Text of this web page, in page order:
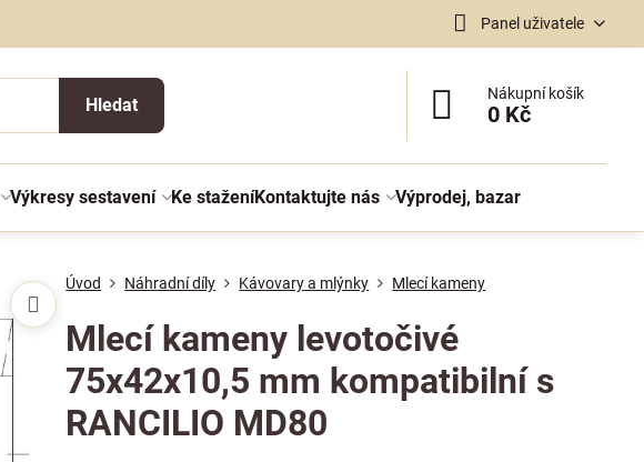
Panel uživatele
Hledat
Nákupní košík
0 Kč
Výkresy sestavení Ke staženíKontaktujte nás Výprodej, bazar
Úvod Náhradní díly Kávovary a mlýnky Mlecí kameny
Mlecí kameny levotočivé
75x42x10,5 mm kompatibilní s
RANCILIO MD80